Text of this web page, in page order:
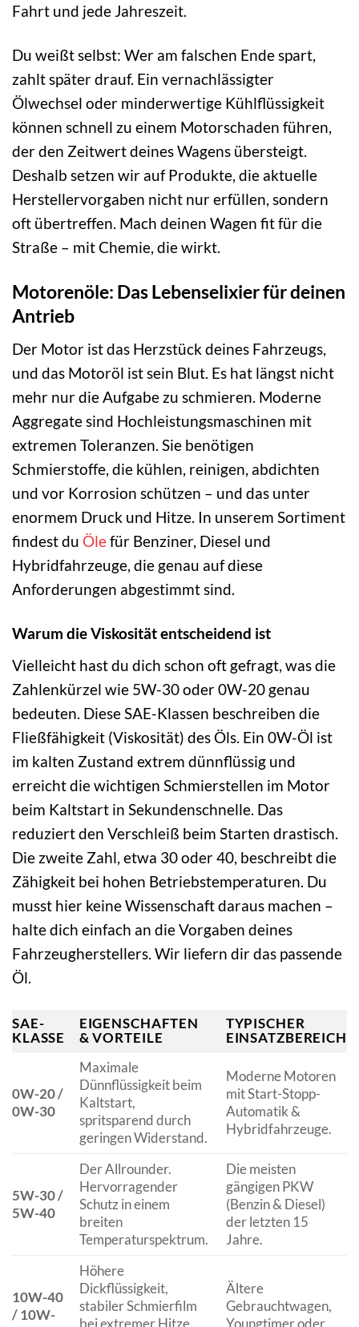
Fahrt und jede Jahreszeit.
Du weißt selbst: Wer am falschen Ende spart,
zahlt später drauf. Ein vernachlässigter
Ölwechsel oder minderwertige Kühlflüssigkeit
können schnell zu einem Motorschaden führen,
der den Zeitwert deines Wagens übersteigt.
Deshalb setzen wir auf Produkte, die aktuelle
Herstellervorgaben nicht nur erfüllen, sondern
oft übertreffen. Mach deinen Wagen fit für die
Straße – mit Chemie, die wirkt.
Motorenöle: Das Lebenselixier für deinen
Antrieb
Der Motor ist das Herzstück deines Fahrzeugs,
und das Motoröl ist sein Blut. Es hat längst nicht
mehr nur die Aufgabe zu schmieren. Moderne
Aggregate sind Hochleistungsmaschinen mit
extremen Toleranzen. Sie benötigen
Schmierstoffe, die kühlen, reinigen, abdichten
und vor Korrosion schützen – und das unter
enormem Druck und Hitze. In unserem Sortiment
findest du Ölefür Benziner, Diesel und
Hybridfahrzeuge, die genau auf diese
Anforderungen abgestimmt sind.
Warum die Viskosität entscheidend ist
Vielleicht hast du dich schon oft gefragt, was die
Zahlenkürzel wie 5W-30 oder 0W-20 genau
bedeuten. Diese SAE-Klassen beschreiben die
Fließfähigkeit (Viskosität) des Öls. Ein 0W-Öl ist
im kalten Zustand extrem dünnflüssig und
erreicht die wichtigen Schmierstellen im Motor
beim Kaltstart in Sekundenschnelle. Das
reduziert den Verschleiß beim Starten drastisch.
Die zweite Zahl, etwa 30 oder 40, beschreibt die
Zähigkeit bei hohen Betriebstemperaturen. Du
musst hier keine Wissenschaft daraus machen –
halte dich einfach an die Vorgaben deines
Fahrzeugherstellers. Wir liefern dir das passende
Öl.
SAE-
KLASSE
EIGENSCHAFTEN
& VORTEILE
TYPISCHER
EINSATZBEREICH
0W-20 /
0W-30
Maximale
Dünnflüssigkeit beim
Kaltstart,
spritsparend durch
geringen Widerstand.
Moderne Motoren
mit Start-Stopp-
Automatik &
Hybridfahrzeuge.
5W-30 /
5W-40
Der Allrounder.
Hervorragender
Schutz in einem
breiten
Temperaturspektrum.
Die meisten
gängigen PKW
(Benzin & Diesel)
der letzten 15
Jahre.
10W-40
/ 10W-
Höhere
Dickflüssigkeit,
stabiler Schmierfilm
bei extremer Hitze
Ältere
Gebrauchtwagen,
Youngtimer oder